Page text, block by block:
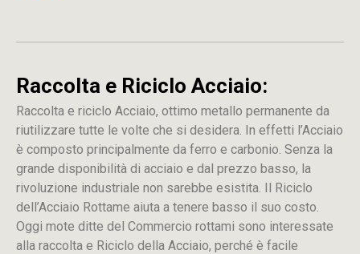
Raccolta e Riciclo Acciaio:
Raccolta e riciclo Acciaio, ottimo metallo permanente da
riutilizzare tutte le volte che si desidera. In effetti l’Acciaio
è composto principalmente da ferro e carbonio. Senza la
grande disponibilità di acciaio e dal prezzo basso, la
rivoluzione industriale non sarebbe esistita. Il Riciclo
dell’Acciaio Rottame aiuta a tenere basso il suo costo.
Oggi mote ditte del Commercio rottami sono interessate
alla raccolta e Riciclo della Acciaio, perché è facile